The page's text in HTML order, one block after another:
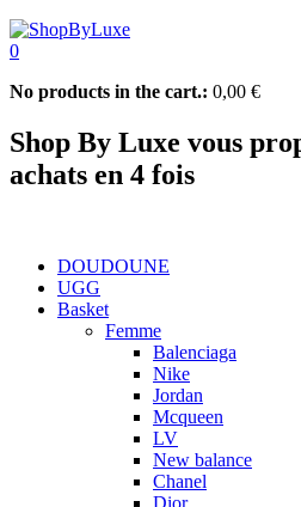
0
No products in the cart.: 0,00 €
Shop By Luxe vous
achats en 4 fois
DOUDOUNE
UGG
Basket
Femme
Balenciaga
Nike
Jordan
Mcqueen
LV
New balance
Chanel
Dior